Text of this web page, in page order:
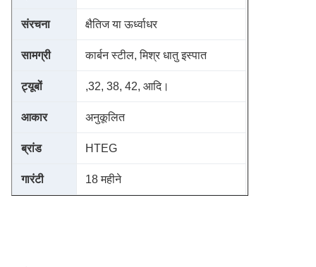
संरचना क्षैतिज या ऊर्ध्वाधर
सामग्री कार्बन स्टील, मिश्र धातु इस्पात
ट्यूबों ,32, 38, 42, आदि।
आकार अनुकूलित
ब्रांड HTEG
गारंटी 18 महीने